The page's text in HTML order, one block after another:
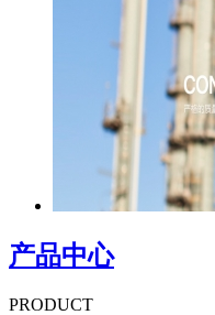
产品中心
PRODUCT